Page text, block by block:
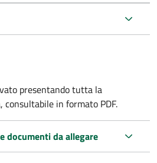
presentando tutta la
in formato PDF.
documenti da allegare